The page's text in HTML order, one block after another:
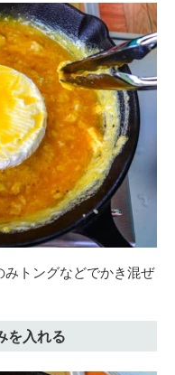
トングなどでかき混ぜ
を入れる